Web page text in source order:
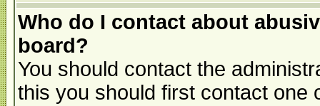
Who do I contact about
board?
You should contact the
this you should first contact one